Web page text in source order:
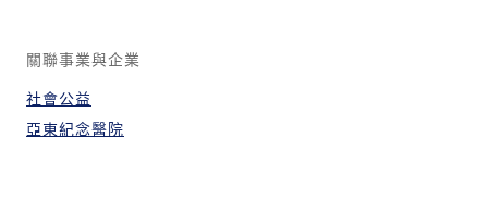
關聯事業與企業
社會公益
亞東紀念醫院